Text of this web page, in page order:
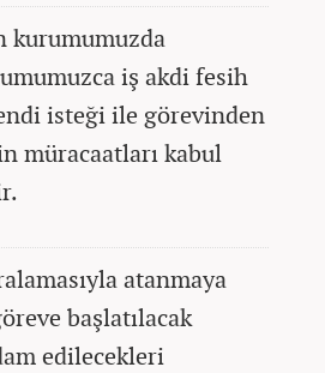
kurumumuzda
iş akdi fesih
isteği ile görevinden
müracaatları kabul
atanmaya
başlatılacak
edilecekleri